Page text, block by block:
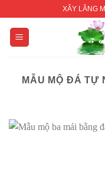
content
XÂY LĂNG
MẪU MỘ ĐÁ TỰ